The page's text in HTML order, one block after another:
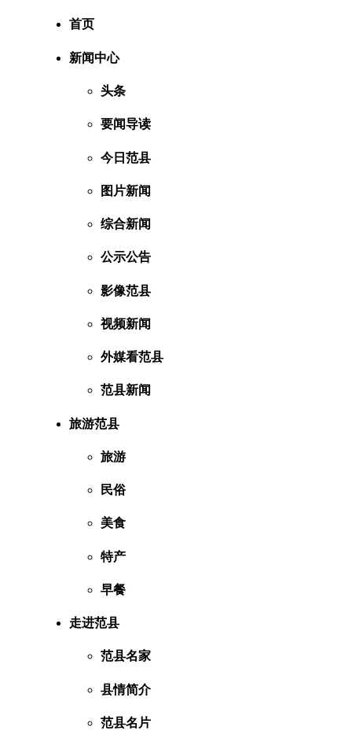
首页
新闻中心
头条
要闻导读
今日范县
图片新闻
综合新闻
公示公告
影像范县
视频新闻
外媒看范县
范县新闻
旅游范县
旅游
民俗
美食
特产
早餐
走进范县
范县名家
县情简介
范县名片